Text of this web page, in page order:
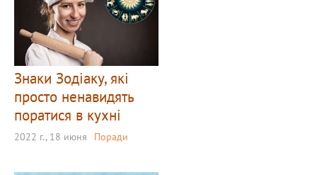
Знаки Зодіаку, які
просто ненавидять
поратися в кухні
2022 г., 18 июня Поради